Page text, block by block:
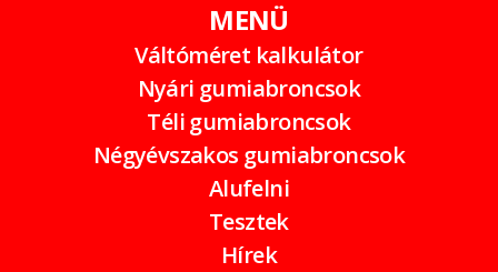
MENÜ
Váltóméret kalkulátor
Nyári gumiabroncsok
Téli gumiabroncsok
Négyévszakos gumiabroncsok
Alufelni
Tesztek
Hírek